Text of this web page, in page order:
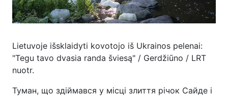
Lietuvoje išsklaidyti kovotojo iš Ukrainos pelenai:
"Tegu tavo dvasia randa šviesą" / Gerdžiūno / LRT
nuotr.
Туман, що здіймався у місці злиття річок Сайде і